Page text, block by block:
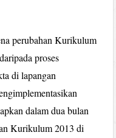
perubahan Kurikulum
proses
di lapangan
dalam dua bulan
Kurikulum 2013 di